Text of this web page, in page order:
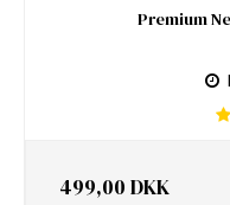
Premium
499,00 DKK